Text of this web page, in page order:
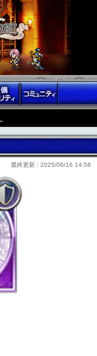
最終更新 : 2025/06/16 14:58